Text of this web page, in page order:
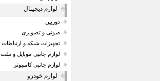
لوازم دیجیتال
دوربین
صوتی و تصویری
تجهیزات شبکه و ارتباطات
لوازم جانبی موبایل و تبلت
لوازم جانبی کامپیوتر
لوازم خودرو